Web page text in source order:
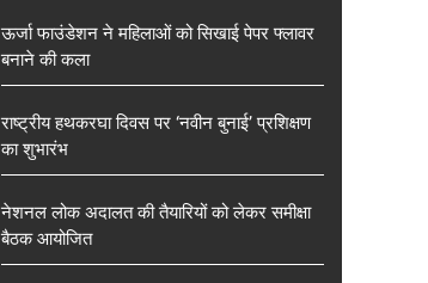
ऊर्जा फाउंडेशन ने महिलाओं को सिखाई पेपर फ्लावर
बनाने की कला
राष्ट्रीय हथकरघा दिवस पर ‘नवीन बुनाई’ प्रशिक्षण
का शुभारंभ
नेशनल लोक अदालत की तैयारियों को लेकर समीक्षा
बैठक आयोजित